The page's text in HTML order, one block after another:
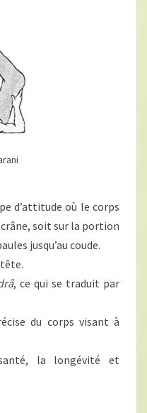
d’attitude où le corps
soit sur la portion
jusqu’au coude.
, ce qui se traduit par
du corps visant à
la longévité et